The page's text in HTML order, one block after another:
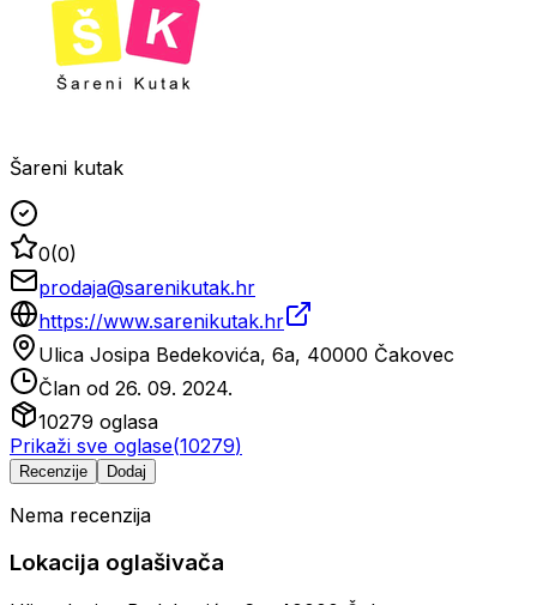
Šareni kutak
0(0)
prodaja@sarenikutak.hr
https://www.sarenikutak.hr
Ulica Josipa Bedekovića, 6a, 40000 Čakovec
Član od 26. 09. 2024.
10279 oglasa
Prikaži sve oglase(10279)
Recenzije Dodaj
Nema recenzija
Lokacija oglašivača